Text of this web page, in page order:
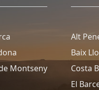
Montseny
Alt
Baix
Costa
El